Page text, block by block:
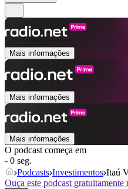
Mais informações
Mais informações
Mais informações
O podcast começa em
- 0 seg.
Podcasts Investimentos Itaú
Ouça este podcast